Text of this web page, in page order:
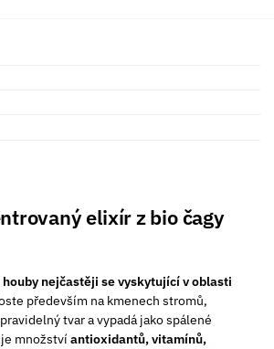
elixír z bio čagy
nejčastěji se vyskytující v oblasti
především na kmenech stromů,
tvar a vypadá jako spálené
množství antioxidantů, vitamínů,